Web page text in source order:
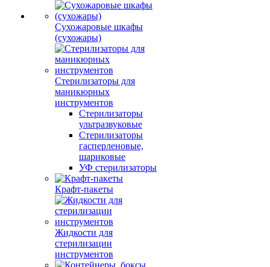
Сухожаровые шкафы
(сухожары)
Стерилизаторы для
маникюрных
инструментов
Стерилизаторы
ультразвуковые
Стерилизаторы
гасперленовые,
шариковые
УФ стерилизаторы
Крафт-пакеты
Жидкости для
стерилизации
инструментов